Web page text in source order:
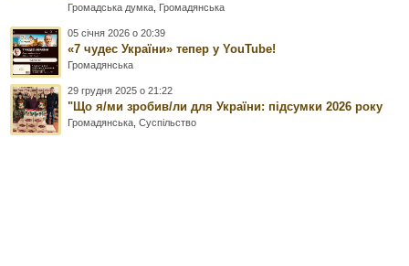
Громадська думка Громадянська
05 січня 2026 о 20:39
«7 чудес України» тепер у YouTube!
Громадянська
29 грудня 2025 о 21:22
"Що я/ми зробив/ли для України: підсумки 2026 року
Громадянська ,Суспільство